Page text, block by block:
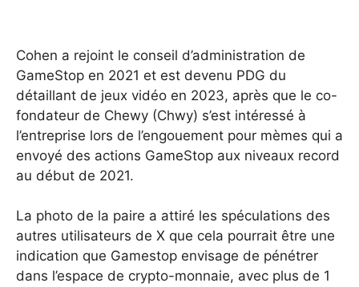
Cohen a rejoint le conseil d’administration de
GameStop en 2021 et est devenu PDG du
détaillant de jeux vidéo en 2023, après que le co-
fondateur de Chewy (Chwy) s’est intéressé à
l’entreprise lors de l’engouement pour mèmes qui a
envoyé des actions GameStop aux niveaux record
au début de 2021.
La photo de la paire a attiré les spéculations des
autres utilisateurs de X que cela pourrait être une
indication que Gamestop envisage de pénétrer
dans l’espace de crypto-monnaie, avec plus de 1